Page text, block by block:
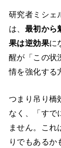
研究者ミシ
は、 最初から
果は逆効果に
醒が「この状
情を強化する
つまり吊り橋
なく、「すで
ません。こ
りでもあるか